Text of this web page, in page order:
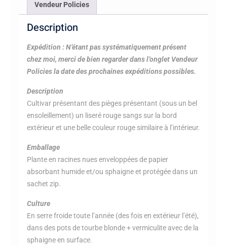
Vendeur Policies
Description
Expédition : N’étant pas systématiquement présent
chez moi, merci de bien regarder dans l’onglet Vendeur
Policies la date des prochaines expéditions possibles.
Description
Cultivar présentant des pièges présentant (sous un bel
ensoleillement) un liseré rouge sangs sur la bord
extérieur et une belle couleur rouge similaire à l’intérieur.
Emballage
Plante en racines nues enveloppées de papier
absorbant humide et/ou sphaigne et protégée dans un
sachet zip.
Culture
En serre froide toute l’année (des fois en extérieur l’été),
dans des pots de tourbe blonde + vermiculite avec de la
sphaigne en surface.